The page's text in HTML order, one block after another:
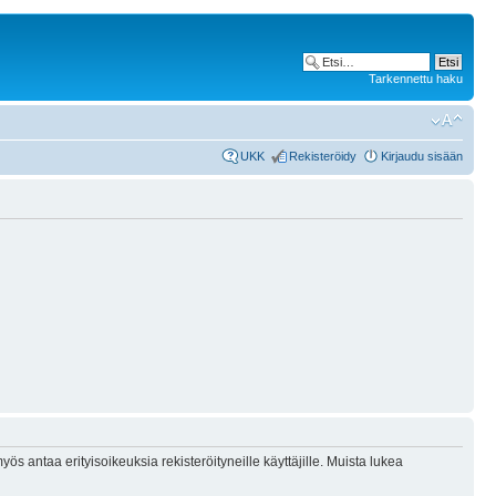
Tarkennettu haku
UKK Rekisteröidy Kirjaudu sisään
antaa erityisoikeuksia rekisteröityneille käyttäjille. Muista lukea